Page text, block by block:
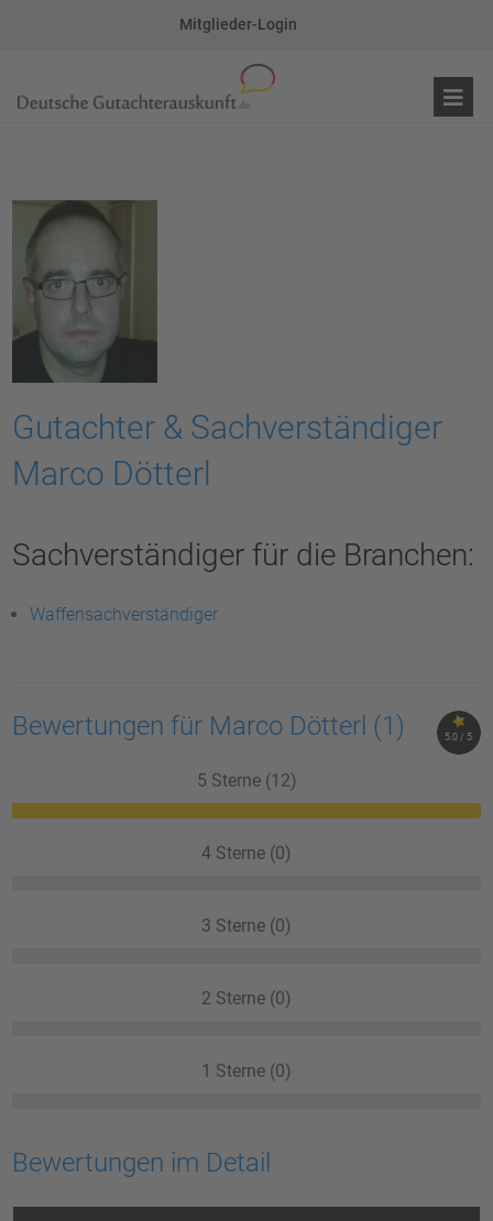
Mitglieder-Login
Gutachter & Sachverständiger
Marco Dötterl
Sachverständiger für die Branchen:
Waffensachverständiger
5.0 / 5
Bewertungen für Marco Dötterl (1)
5 Sterne (12)
4 Sterne (0)
3 Sterne (0)
2 Sterne (0)
1 Sterne (0)
Bewertungen im Detail